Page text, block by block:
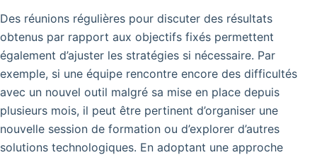
Des réunions régulières pour discuter des résultats
obtenus par rapport aux objectifs fixés permettent
également d’ajuster les stratégies si nécessaire. Par
exemple, si une équipe rencontre encore des difficultés
avec un nouvel outil malgré sa mise en place depuis
plusieurs mois, il peut être pertinent d’organiser une
nouvelle session de formation ou d’explorer d’autres
solutions technologiques. En adoptant une approche